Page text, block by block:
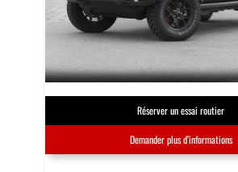
Réserver un essai routier
Demander plus d’informations